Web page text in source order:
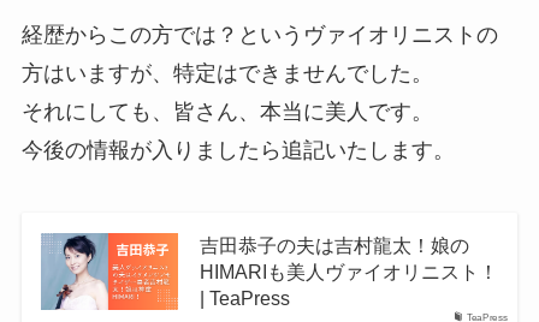
経歴からこの方では？というヴァイオリニストの
方はいますが、特定はできませんでした。
それにしても、皆さん、本当に美人です。
今後の情報が入りましたら追記いたします。
TeaPress
吉田恭子の夫は吉村龍太！娘の
HIMARIも美人ヴァイオリニスト！
| TeaPress